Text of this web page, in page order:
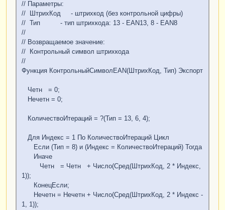
// Параметры:
// ШтрихКод - штрихкод (без контрольной цифры)
// Тип - тип штрихкода: 13 - EAN13, 8 - EAN8
//
// Возвращаемое значение:
// Контрольный символ штрихкода
//
Функция КонтрольныйСимволEAN(ШтрихКод, Тип) Экспорт
Четн = 0;
Нечетн = 0;
КоличествоИтераций = ?(Тип = 13, 6, 4);
Для Индекс = 1 По КоличествоИтераций Цикл
Если (Тип = 8) и (Индекс = КоличествоИтераций) Тогда
Иначе
Четн = Четн + Число(Сред(ШтрихКод, 2 * Индекс,
1));
КонецЕсли;
Нечетн = Нечетн + Число(Сред(ШтрихКод, 2 * Индекс -
1, 1));